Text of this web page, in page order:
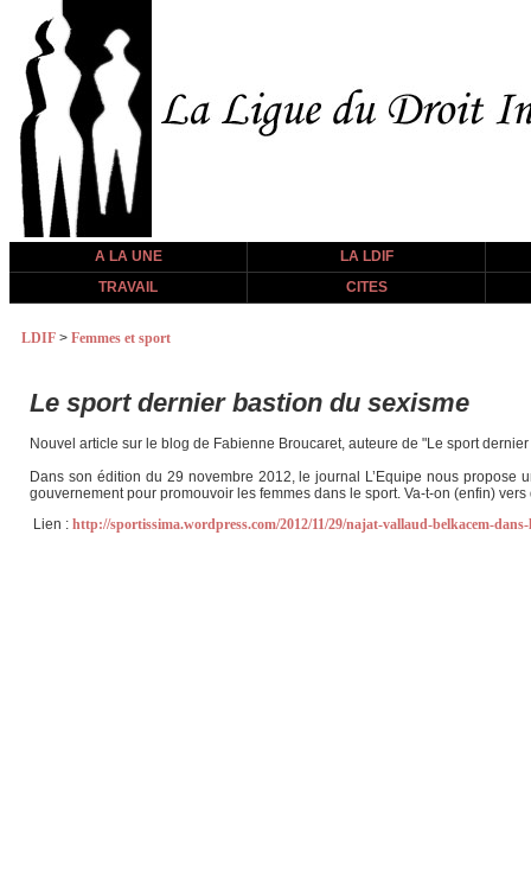
A LA UNE
LA LDIF
TRAVAIL
CITES
LDIF > Femmes et sport
Le sport dernier bastion du sexisme
Nouvel article sur le blog de Fabienne Broucaret, auteure de "Le sport
Dans son édition du 29 novembre 2012, le journal L’Equipe nous
gouvernement pour promouvoir les femmes dans le sport. Va-t-on (enfin)
Lien : http://sportissima.wordpress.com/2012/11/29/najat-vallaud-belkacem-